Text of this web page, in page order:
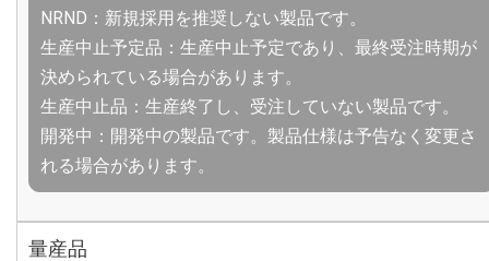
NRND：新規採用を推奨しない製品です。
生産中止予定品：生産中止予定であり、最終受注時期が
決められている場合があります。
生産中止品：生産終了し、受注していない製品です。
開発中：開発中の製品です。製品仕様は予告なく変更さ
れる場合があります。
量産品